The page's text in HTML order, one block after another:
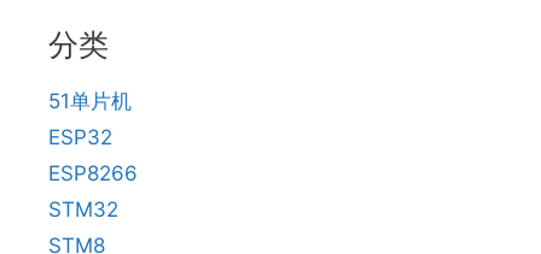
分类
51单片机
ESP32
ESP8266
STM32
STM8